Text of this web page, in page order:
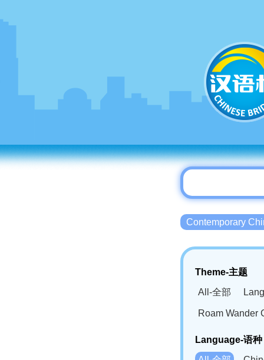
Contemporary
Theme-主题
All-全部
Roam Wander
Language-语种